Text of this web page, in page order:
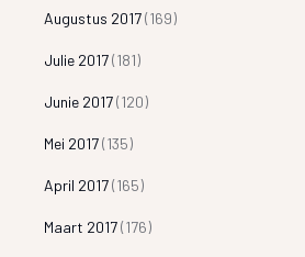
Augustus 2017(169)
Julie 2017(181)
Junie 2017(120)
Mei 2017(135)
April 2017(165)
Maart 2017(176)